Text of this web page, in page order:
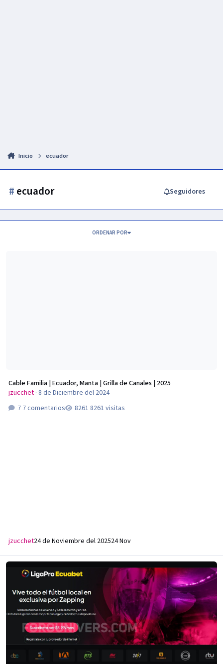
Inicio ecuador
# ecuador Seguidores
ORDENAR POR
Cable Familia | Ecuador, Manta | Grilla de Canales | 2025
jzucchet· 8 de Diciembre del 2024
7 comentarios
8261 visitas
jzucchet24 de Noviembre del 202524 Nov
Zapping TV | Ecuador | Grilla de Canales | 2024